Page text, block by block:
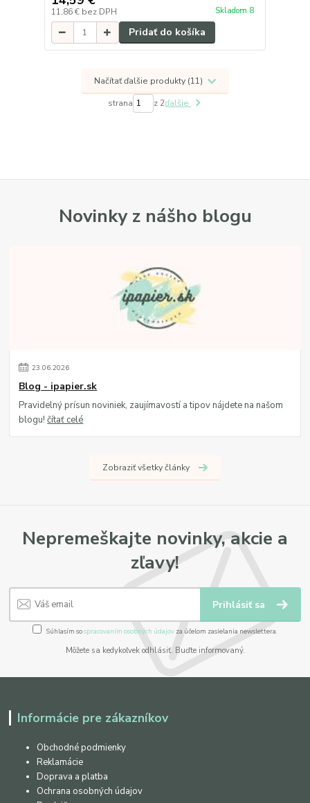
11,86 € bez DPH Skladom 8
Pridať do košíka
Načítať ďalšie produkty (11)
strana z 2ďalšie
Novinky z nášho blogu
23.06.2026
Blog - ipapier.sk
Pravidelný prísun noviniek, zaujímavostí a tipov nájdete na našom
blogu!čítať celé
Zobraziť všetky články
Nepremeškajte novinky, akcie a
zľavy!
Prihlásiť sa
Súhlasím sospracovaním osobných údajov za účelom zasielania newslettera.
Môžete sa kedykoľvek odhlásiť. Buďte informovaný.
Informácie pre zákazníkov
Obchodné podmienky
Reklamácie
Doprava a platba
Ochrana osobných údajov